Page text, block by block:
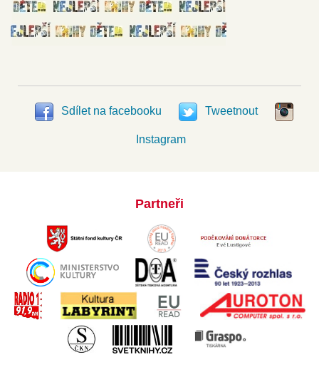
Sdílet na facebooku Tweetnout
Instagram
Partneři